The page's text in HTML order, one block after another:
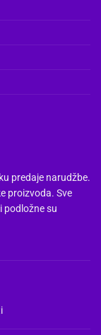
predaje narudžbe.
proizvoda. Sve
podložne su